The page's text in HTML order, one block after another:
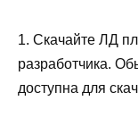
1. Скачайте ЛД
разработчика.
доступна для